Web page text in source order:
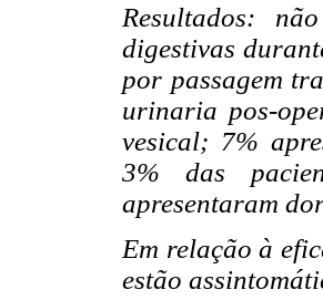
Resultados:
digestivas
por passagem
urinaria pos-
vesical; 7%
3% das
apresentaram
Em relação à
estão